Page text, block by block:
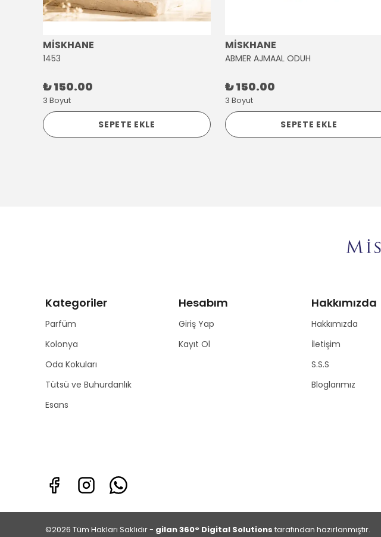
MİSKHANE
1453
₺ 150.00
3 Boyut
SEPETE EKLE
MİSKHANE
ABMER AJMAAL ODUH
₺ 150.00
3 Boyut
SEPETE EKLE
Kategoriler
Parfüm
Kolonya
Oda Kokuları
Tütsü ve Buhurdanlık
Esans
Hesabım
Giriş Yap
Kayıt Ol
Hakkımızda
Hakkımızda
İletişim
S.S.S
Bloglarımız
©2026 Tüm Hakları Saklıdır - gilan 360° Digital Solutions tarafından hazırlanmıştır.